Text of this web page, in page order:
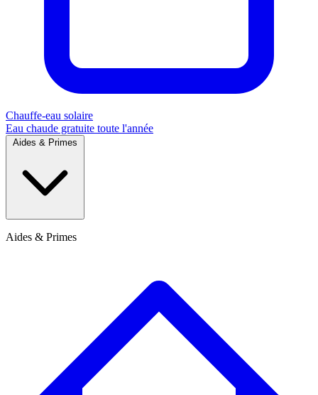
Chauffe-eau solaire
Eau chaude gratuite toute l'année
Aides & Primes